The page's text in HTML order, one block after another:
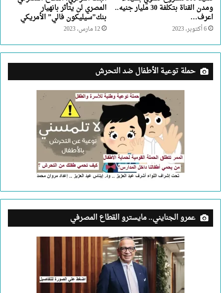
ومدن القناة بتكلفة 30 مليار جنيه..
اعرف…
6 أكتوبر، 2023
المصري لن يتأثر بانهيار
بنك”سيليكون فالي” الأمريكي
12 مارس، 2023
حملة توعية الأطفال ضد التحرش
عمرو الجنايني.. مايسترو القطاع المصرفي